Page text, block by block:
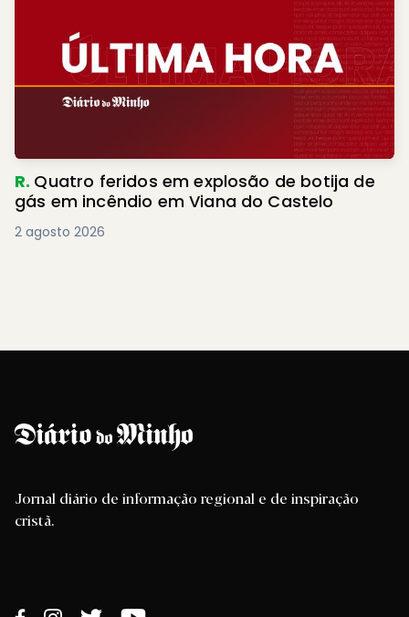
R. Quatro feridos em explosão de botija de
gás em incêndio em Viana do Castelo
2 agosto 2026
Jornal diário de informação regional e de inspiração
cristã.